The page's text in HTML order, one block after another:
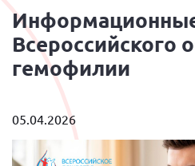
Всероссийского
гемофилии
05.04.2026